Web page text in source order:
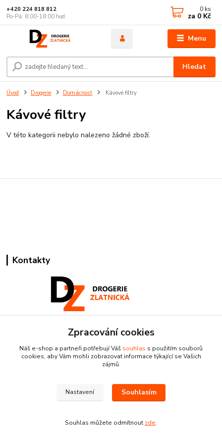
Menu
Hledat
+420 224 818 812
Po-Pá: 8:00-18:00 hod.
0 ks
za 0 Kč
Úvod Drogerie Domácnost Kávové filtry
Kávové filtry
V této kategorii nebylo nalezeno žádné zboží.
Kontakty
Pracovní doba:
+420 224 818 812
Po-Pá: 8:00-18:00 hod.
Vytvořeno na Eshop-rychle.cz
Zpracování cookies
Náš e-shop a partneři potřebují Váš souhlas s použitím souborů
cookies, aby Vám mohli zobrazovat informace týkající se Vašich
zájmů.
Nastavení Souhlasím
Souhlas můžete odmítnout zde.